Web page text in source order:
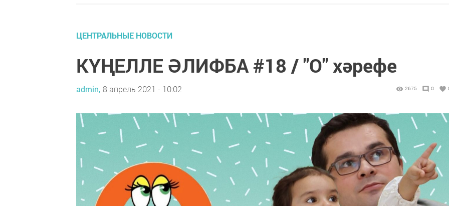
ЦЕНТРАЛЬНЫЕ НОВОСТИ
КҮҢЕЛЛЕ ӘЛИФБА #18 / "О" хәрефе
admin, 8 апрель 2021 - 10:02 2675 0